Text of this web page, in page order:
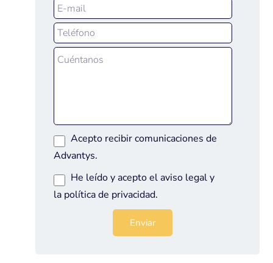
Acepto recibir comunicaciones de
Advantys.
He leído y acepto el aviso legaly
la política de privacidad.